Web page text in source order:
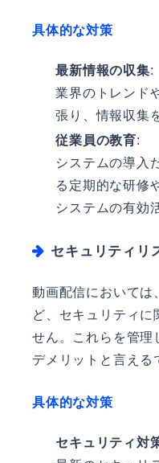
具体的な対策
最新情報の収集:
業界のトレンド
張り、情報収集
従業員の教育:
システムの導入
る定期的な研修
システムの有効
セキュリティリ
動画配信においては
ど、セキュリティに
せん。これらを管理
デメリットと言える
具体的な対策
セキュリティ対